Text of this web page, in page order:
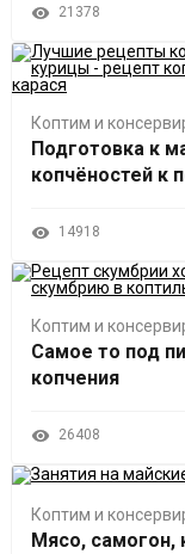
21378
Коптим и
Подготовка к
копчёностей к
14918
Коптим и
Самое то под
копчения
26408
Коптим и
Мясо, самогон,